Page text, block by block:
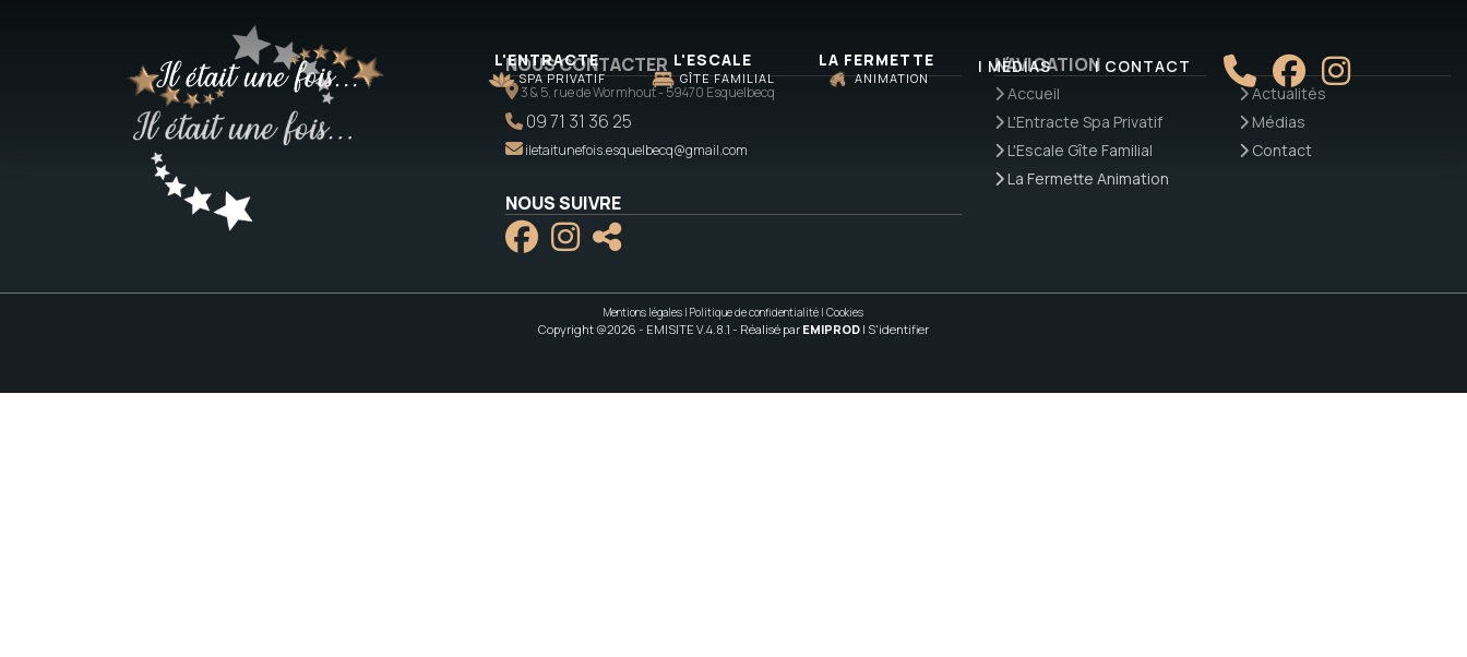
L'ENTRACTE
SPA PRIVATIF
L'ESCALE
GÎTE FAMILIAL
LA FERMETTE
ANIMATION
| MÉDIAS | CONTACT
NOUS CONTACTER
3 & 5, rue de Wormhout - 59470 Esquelbecq
09 71 31 36 25
iletaitunefois.esquelbecq@gmail.com
NOUS SUIVRE
NAVIGATION
Accueil
L'Entracte Spa Privatif
L'Escale Gîte Familial
La Fermette Animation
Actualités
Médias
Contact
Mentions légales | Politique de confidentialité | Cookies
Copyright @2026 - EMISITE V.4.8.1 - Réalisé par EMIPROD | S'identifier